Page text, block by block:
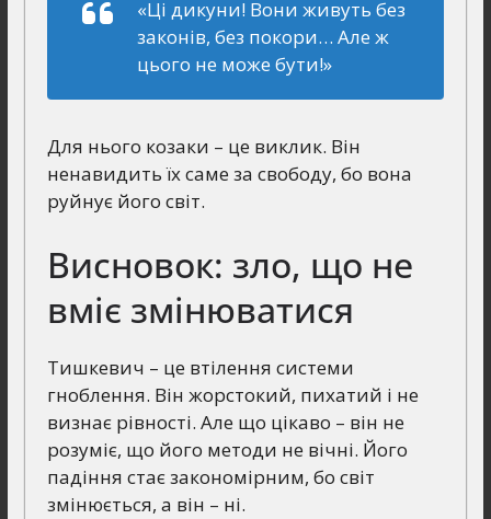
«Ці дикуни! Вони живуть без
законів, без покори… Але ж
цього не може бути!»
Для нього козаки – це виклик. Він
ненавидить їх саме за свободу, бо вона
руйнує його світ.
Висновок: зло, що не
вміє змінюватися
Тишкевич – це втілення системи
гноблення. Він жорстокий, пихатий і не
визнає рівності. Але що цікаво – він не
розуміє, що його методи не вічні. Його
падіння стає закономірним, бо світ
змінюється, а він – ні.